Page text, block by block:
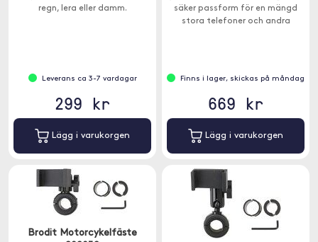
regn, lera eller damm.
Leverans ca 3-7 vardagar
299 kr
Lägg i varukorgen
säker passform för en mängd
stora telefoner och andra
Finns i lager, skickas på måndag
669 kr
Lägg i varukorgen
Brodit Motorcykelfäste